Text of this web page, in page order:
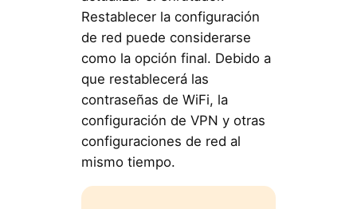
Restablecer la configuración
de red puede considerarse
como la opción final. Debido a
que restablecerá las
contraseñas de WiFi, la
configuración de VPN y otras
configuraciones de red al
mismo tiempo.